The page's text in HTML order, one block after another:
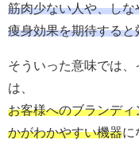
筋肉少ない人や、し
痩身効果を期待する
そういった意味では
は、
お客様へのブランデ
かがわかやすい機器に